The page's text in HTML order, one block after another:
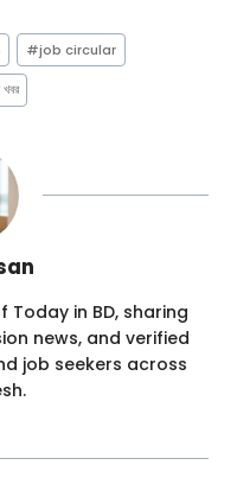
#job circular
খবর
Today in BD, sharing
news, and verified
job seekers across